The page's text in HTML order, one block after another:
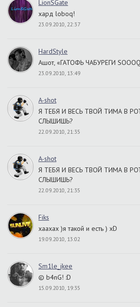
LionSGate
хард loboq!
23.09.2010, 22:37
HardStyle
Ашот, «ГАТОФЬ ЧАБУРЕГИ
23.09.2010, 13:49
A-shot
Я ТЕБЯ И ВЕСЬ ТВОЙ ТИМА В
СЛЫШИШЬ?
22.09.2010, 21:35
A-shot
Я ТЕБЯ И ВЕСЬ ТВОЙ ТИМА В
СЛЫШИШЬ?
22.09.2010, 21:35
Fiks
хаахах )я такой и есть ) xD
19.09.2010, 13:02
Sm1le_jkee
© b4nG! :D
15.09.2010, 19:35